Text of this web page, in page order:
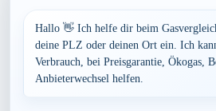
Bayern
Berlin
Brandenburg
Hamburg
Hallo 👋 Ich helfe dir beim
deine PLZ oder deinen Ort ein. Ich
Verbrauch, bei Preisgarantie, Ökogas,
Anbieterwechsel helfen.